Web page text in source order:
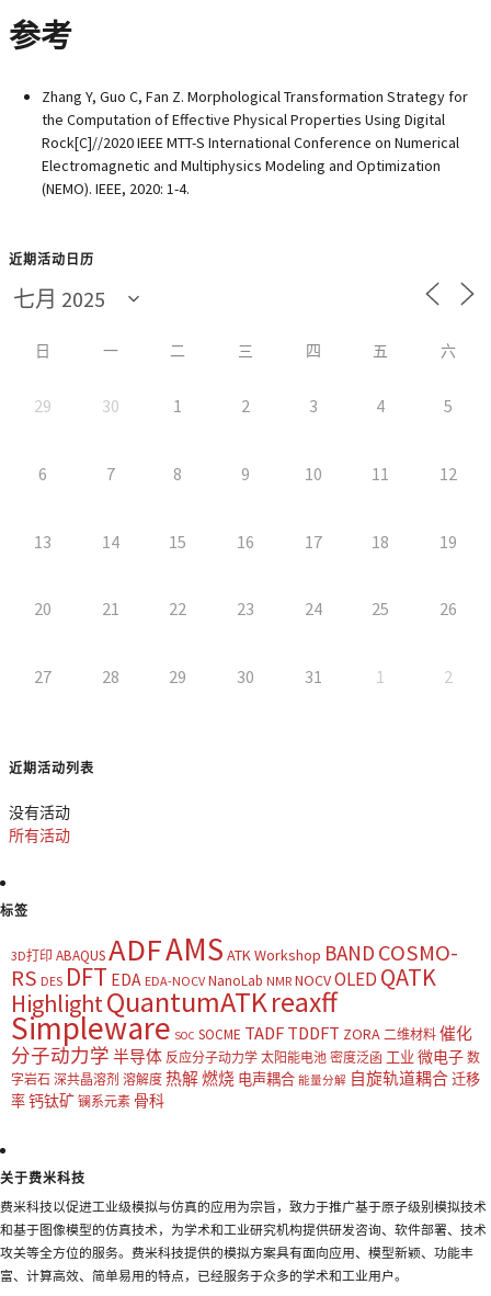
参考
Zhang Y, Guo C, Fan Z. Morphological Transformation Strategy for
the Computation of Effective Physical Properties Using Digital
Rock[C]//2020 IEEE MTT-S International Conference on Numerical
Electromagnetic and Multiphysics Modeling and Optimization
(NEMO). IEEE, 2020: 1-4.
近期活动日历
日 一 二 三 四 五 六
29 30 1 2 3 4 5
6 7 8 9 10 11 12
13 14 15 16 17 18 19
20 21 22 23 24 25 26
27 28 29 30 31 1 2
近期活动列表
没有活动
所有活动
标签
3D打印 ABAQUSADFAMS ATK Workshop BAND COSMO-
RS DES DFT EDA EDA-NOCV NanoLab NMR NOCVOLED QATK
HighlightQuantumATKreaxff
Simpleware SOC SOCME TADF TDDFT ZORA 二维材料 催化
分子动力学 半导体 反应分子动力学 太阳能电池 密度泛函 工业 微电子 数
字岩石 深共晶溶剂 溶解度 热解燃烧 电声耦合 能量分解 自旋轨道耦合迁移
率钙钛矿 镧系元素 骨科
关于费米科技
费米科技以促进工业级模拟与仿真的应用为宗旨，致力于推广基于原子级别模拟技术
和基于图像模型的仿真技术，为学术和工业研究机构提供研发咨询、软件部署、技术
攻关等全方位的服务。费米科技提供的模拟方案具有面向应用、模型新颖、功能丰
富、计算高效、简单易用的特点，已经服务于众多的学术和工业用户。